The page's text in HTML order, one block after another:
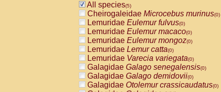
All species(5)
Cheirogaleidae Microcebus murinus(0)
Lemuridae Eulemur fulvus(0)
Lemuridae Eulemur macaco(0)
Lemuridae Eulemur mongoz(0)
Lemuridae Lemur catta(0)
Lemuridae Varecia variegata(0)
Galagidae Galago senegalensis(0)
Galagidae Galago demidovii(0)
Galagidae Otolemur crassicaudatus(0)